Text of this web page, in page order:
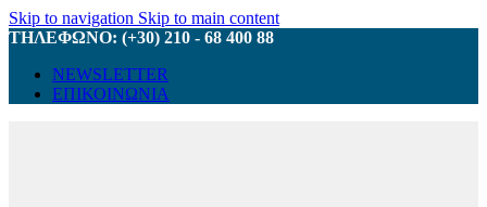
Skip to navigation Skip to main content
ΤΗΛΕΦΩΝΟ: (+30) 210 - 68 400 88
NEWSLETTER
ΕΠΙΚΟΙΝΩΝΙΑ